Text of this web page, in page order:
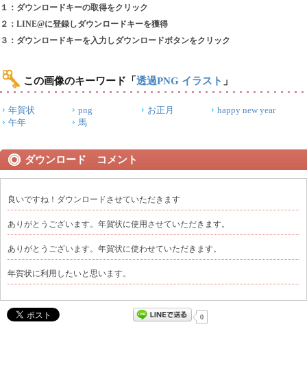
１：ダウンロードキーの取得をクリック
２：LINE@に登録しダウンロードキーを獲得
３：ダウンロードキーを入力しダウンロードボタンをクリック
この画像のキーワード 「 透過PNG イラスト 」
年賀状 png お正月
happy new year
午年
馬
ダウンロード コメント
良いですね！ダウンロードさせていただきます
ありがとうございます。年賀状に使用させていただきます。
ありがとうございます。年賀状に使わせていただきます。
年賀状に利用したいと思います。
0